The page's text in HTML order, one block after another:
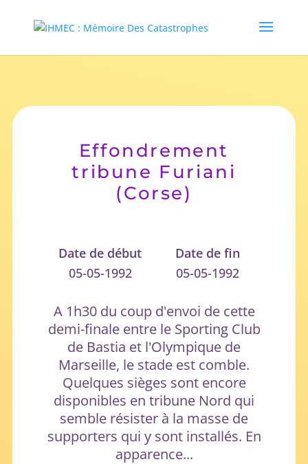
Effondrement
tribune Furiani
(Corse)
Date de début
05-05-1992
Date de fin
05-05-1992
A 1h30 du coup d'envoi de cette
demi-finale entre le Sporting Club
de Bastia et l'Olympique de
Marseille, le stade est comble.
Quelques sièges sont encore
disponibles en tribune Nord qui
semble résister à la masse de
supporters qui y sont installés. En
apparence...